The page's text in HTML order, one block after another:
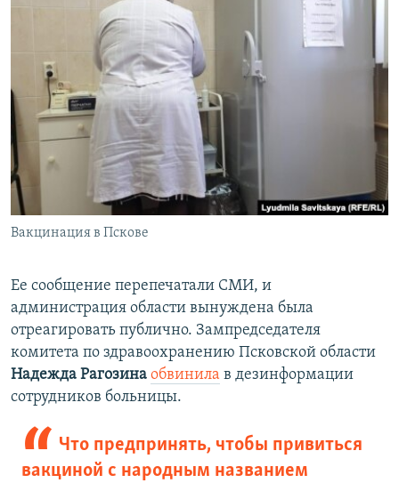
Вакцинация в Пскове
Ее сообщение перепечатали СМИ, и
администрация области вынуждена была
отреагировать публично. Зампредседателя
комитета по здравоохранению Псковской области
Надежда Рагозина обвинила в дезинформации
сотрудников больницы.
Что предпринять, чтобы привиться
вакциной с народным названием